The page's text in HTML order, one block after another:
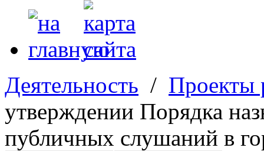
Деятельность /
утверждении Порядка
публичных слушаний в